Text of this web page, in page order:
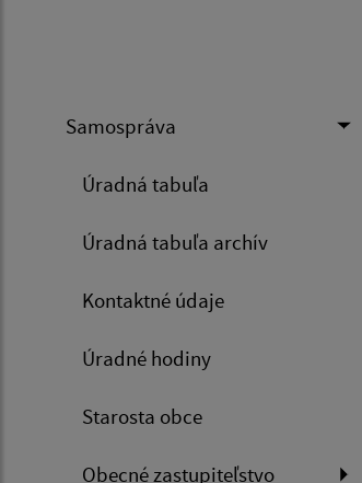
Samospráva
Úradná tabuľa
Úradná tabuľa archív
Kontaktné údaje
Úradné hodiny
Starosta obce
Obecné zastupiteľstvo